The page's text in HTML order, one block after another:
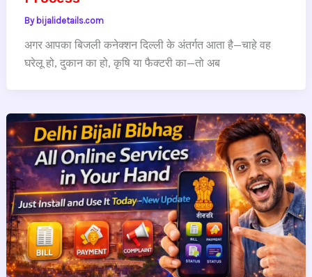
By bijalidetails.com
अगर आपका बिजली कनेक्शन दिल्ली के अंतर्गत आता है—चाहे वह
घरेलू हो, दुकान का हो, कृषि या फैक्टरी का—तो अब